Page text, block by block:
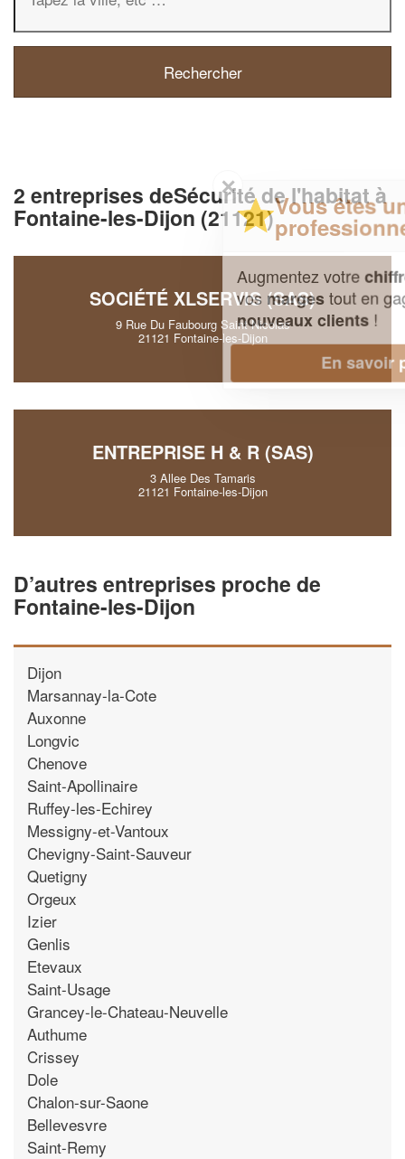
2 entreprises deSécurité de l'habitat à
Fontaine-les-Dijon (21121)
SOCIÉTÉ XLSERVIS (SAS)
9 Rue Du Faubourg Saint Nicolas
21121 Fontaine-les-Dijon
ENTREPRISE H & R (SAS)
3 Allee Des Tamaris
21121 Fontaine-les-Dijon
D’autres entreprises proche de
Fontaine-les-Dijon
Dijon
Marsannay-la-Cote
Auxonne
Longvic
Chenove
Saint-Apollinaire
Ruffey-les-Echirey
Messigny-et-Vantoux
Chevigny-Saint-Sauveur
Quetigny
Orgeux
Izier
Genlis
Etevaux
Saint-Usage
Grancey-le-Chateau-Neuvelle
Authume
Crissey
Dole
Chalon-sur-Saone
Bellevesvre
Saint-Remy
✕
Vous êtes un
professionnel ?
Augmentez votrechiffre d'affaireset
vosmargestout en gagnant de
nouveaux clients!